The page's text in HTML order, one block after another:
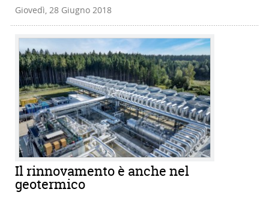
Giovedì, 28 Giugno 2018
Il rinnovamento è anche nel
geotermico